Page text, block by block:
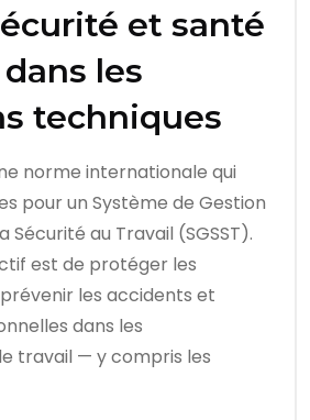
et santé
les
techniques
norme internationale qui
pour un Système de Gestion
Sécurité au Travail (SGSST).
est de protéger les
les accidents et
dans les
travail — y compris les